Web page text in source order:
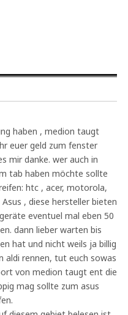
haben , medion taugt
euer geld zum fenster
mir danke. wer auch in
tab haben möchte sollte
htc , acer, motorola,
, diese hersteller bieten
eventuel mal eben 50
dann lieber warten bis
hat und nicht weils ja billig
aldi rennen, tut euch sowas
von medion taugt ent die
mag sollte zum asus